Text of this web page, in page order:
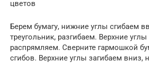
цветов
Берем бумагу, нижние углы сгибаем
треугольник, разгибаем. Верхние
распрямляем. Сверните гармошкой
сгибов. Верхние углы загибаем вниз,